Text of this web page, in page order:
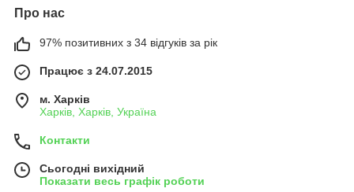
Про нас
97% позитивних з 34 відгуків за рік
Працює з 24.07.2015
м. Харків
Харків, Харків, Україна
Контакти
Сьогодні вихідний
Показати весь графік роботи